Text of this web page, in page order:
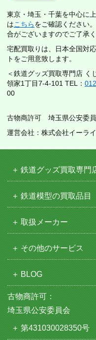
東京・埼玉・千葉を中心に
はこちらをご確認ください
合がございますのでご了承く
宅配買取りは、日本全国対
トをご用意致します。
＜鉄道グッズ買取専門店 く
領家1丁目7-4-101 TEL：
00
古物商許可 埼玉県公安委
運営会社：株式会社イーラ
鉄道グッズ買取専門
鉄道模型の買取品目
取扱メーカー
その他のサービス
BLOG
古物商許可：
埼玉県公安委員会
第431030028350号